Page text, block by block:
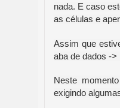
nada. E caso
as células e
Assim que
aba de dados ->
Neste
exigindo